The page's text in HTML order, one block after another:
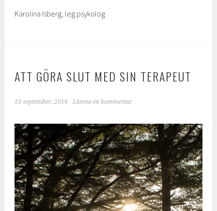
Karolina Isberg, leg psykolog
ATT GÖRA SLUT MED SIN TERAPEUT
13 september, 2016 Lämna en kommentar